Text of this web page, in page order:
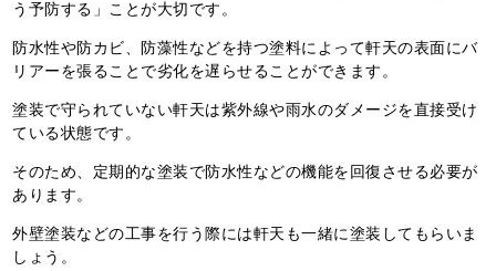
う予防する」ことが大切です。
防水性や防カビ、防藻性などを持つ塗料によって軒天の表面にバ
リアーを張ることで劣化を遅らせることができます。
塗装で守られていない軒天は紫外線や雨水のダメージを直接受け
ている状態です。
そのため、定期的な塗装で防水性などの機能を回復させる必要が
あります。
外壁塗装などの工事を行う際には軒天も一緒に塗装してもらいま
しょう。